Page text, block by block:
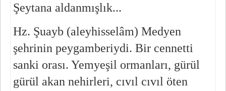
Şeytana aldanmışlık...
Hz. Şuayb (aleyhisselâm) Medyen
şehrinin peygamberiydi. Bir cennetti
sanki orası. Yemyeşil ormanları, gürül
gürül akan nehirleri, cıvıl cıvıl öten